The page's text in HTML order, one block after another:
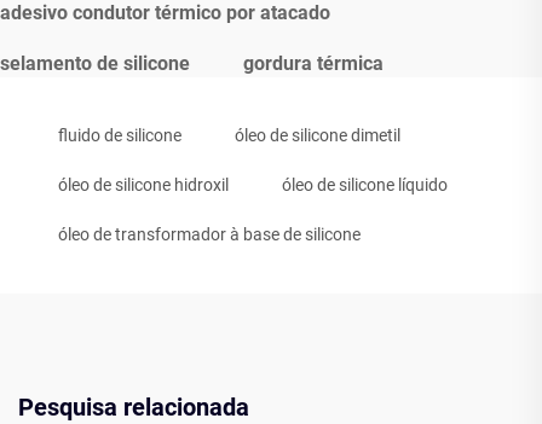
adesivo condutor térmico por atacado
selamento de silicone gordura térmica
fluido de silicone óleo de silicone dimetil
óleo de silicone hidroxil óleo de silicone líquido
óleo de transformador à base de silicone
Pesquisa relacionada